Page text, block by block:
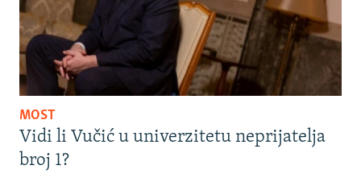
MOST
Vidi li Vučić u univerzitetu neprijatelja
broj 1?